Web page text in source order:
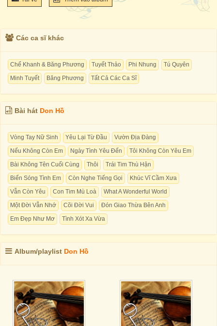
Các ca sĩ khác
Chế Khanh & Băng Phương Tuyết Thảo Phi Nhung
Tú Quyên
Minh Tuyết
Băng Phương Tất Cả Các Ca Sĩ
Bài hát Don Hồ
Vòng Tay Nữ Sinh Yêu Lại Từ Đầu
Vườn Địa Đàng
Nếu Không Còn Em
Ngày Tình Yêu Đến
Tôi Không Còn Yêu Em
Bài Không Tên Cuối Cùng
Thôi
Trái Tim Thù Hận
Biển Sóng Tình Em
Còn Nghe Tiếng Gọi
Khúc Vĩ Cầm Xưa
Vẫn Còn Yêu
Con Tim Mù Loà
What A Wonderful World
Một Đời Vẫn Nhớ
Cõi Đời Vui
Đón Giao Thừa Bên Anh
Em Đẹp Như Mơ
Tình Xót Xa Vừa
Album/playlist Don Hồ